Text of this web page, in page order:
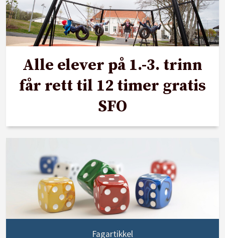
Alle elever på 1.-3. trinn
får rett til 12 timer gratis
SFO
Fagartikkel